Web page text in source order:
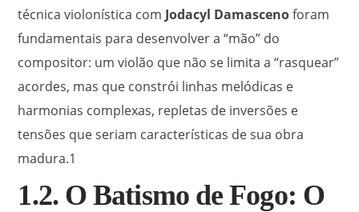
técnica violonística com Jodacyl Damascenoforam
fundamentais para desenvolver a “mão” do
compositor: um violão que não se limita a “rasquear”
acordes, mas que constrói linhas melódicas e
harmonias complexas, repletas de inversões e
tensões que seriam características de sua obra
madura.1
1.2. O Batismo de Fogo: O